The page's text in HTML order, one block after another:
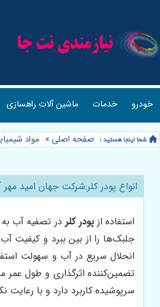
خودرو خدمات ماشین آلات راهسازی
صفحه اصلی » مواد
انواع پودر کلر:شرکت جهان امید مهر
استفاده ازپودر کلر در تصفیه آب به
جلبک‌ها را از بین ببرد و کیفیت
انحلال سریع در آب و سهولت
تضمین‌کننده اثرگذاری و طول
سرپوشیده کاربرد دارد و با